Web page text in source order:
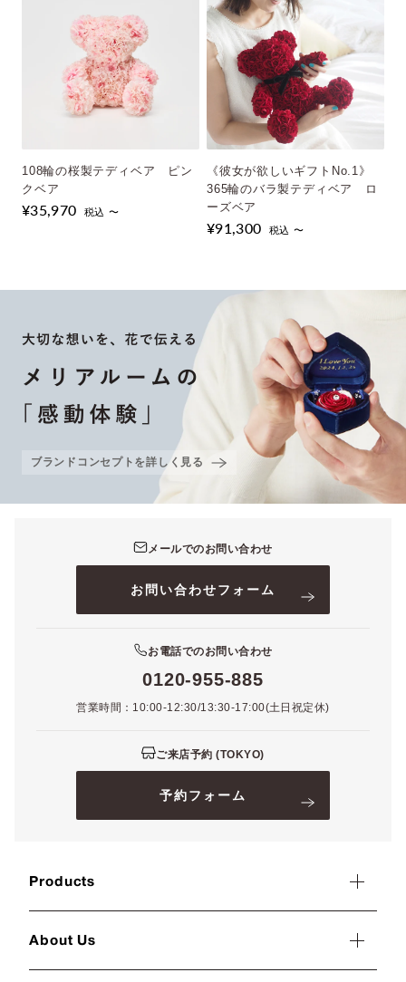
108輪の桜製テディベア ピン
クベア
¥35,970 税込 〜
《彼女が欲しいギフトNo.1》
365輪のバラ製テディベア ロ
ーズベア
¥91,300 税込 〜
ブランドコンセプトを詳しく見る
メールでのお問い合わせ
お問い合わせフォーム
お電話でのお問い合わせ
0120-955-885
営業時間：10:00-12:30/13:30-17:00(土日祝定休)
ご来店予約 (TOKYO)
予約フォーム
Products
About Us